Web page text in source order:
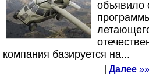
объявило
компания базируется на...
Далее